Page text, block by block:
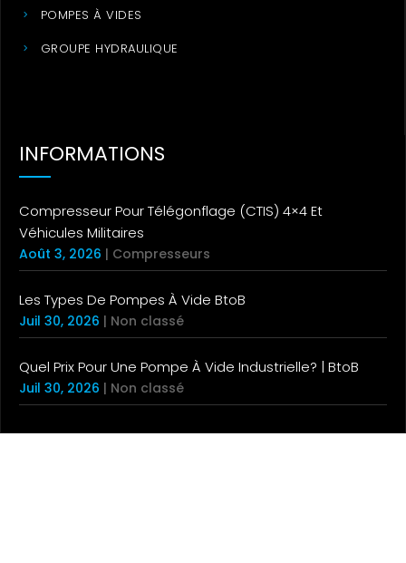
POMPES À VIDES
GROUPE HYDRAULIQUE
INFORMATIONS
Compresseur Pour Télégonflage (CTIS) 4×4 Et
Véhicules Militaires
Août 3, 2026 | Compresseurs
Les Types De Pompes À Vide BtoB
Juil 30, 2026 | Non classé
Quel Prix Pour Une Pompe À Vide Industrielle? | BtoB
Juil 30, 2026 | Non classé